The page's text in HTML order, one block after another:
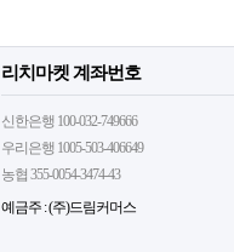
리치마켓 계좌번호
신한은행 100-032-749666
우리은행 1005-503-406649
농협 355-0054-3474-43
예금주 : (주)드림커머스